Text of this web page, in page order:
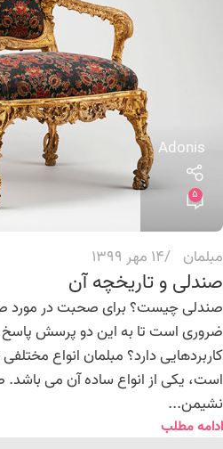
Adonis
5
مبلمان 14 مهر 1399
صندلی و تاریخچه آن
صندلی چیست؟ برای صحبت در مورد
ضروری است تا به این دو پرسش
کاربردهایی دارد؟ مبلمان انواع
است، یکی از انواع ساده آن می
نشیمن...
ادامه مطلب